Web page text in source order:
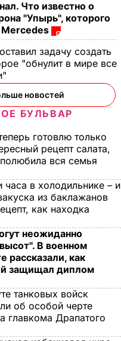
Бирюков: Появился
шанс, что новый
полевой паек ВСУ
попадет в армию
2 ноября, 14.00ВОЙНА В УКРАИНЕ
Что известно о
"Упырь", которого
задачу создать
"обнулит в мире все
новостей
БУЛЬВАР
готовлю только
рецепт салата,
вся семья
часа в холодильнике – и
из баклажанов
как находка
неожиданно
В военном
рассказали, как
защищал диплом
танковых войск
об особой черте
главкома Драпатого